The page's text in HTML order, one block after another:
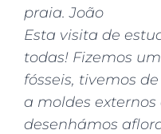
praia. João
Esta visita de
todas! Fizemos
fósseis, tivemos
a moldes externos
desenhámos